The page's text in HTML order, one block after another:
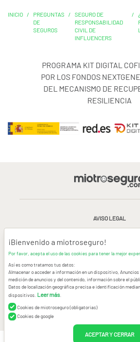
INICIO /
PREGUNTAS
DE
SEGUROS
/
SEGURO DE
RESPONSABILIDAD
CIVIL DE
INFLUENCERS
/
PROGRAMA KIT DIGITAL
POR LOS FONDOS
DEL MECANISMO DE
RESILIENCIA
AVISO LEGAL
CONDICIONES GENERALES DE
CONTACTAR
© Copyright miotroseguro.com 2026. Todos los
Images designed byFreepik
¡Bienvenido a miotroseguro!
Por favor, acepta el uso de las cookies para tener la mejor
Así es como tratamos tus datos:
Almacenar o acceder a información en un dispositivo, Anuncios
medición de anuncios y del contenido, información sobre el
Datos de localización geográfica precisa e identificación
dispositivos. Leer más
Cookies de miotroseguro (obligatorias)
Cookies de google
ACEPTAR Y CERRAR